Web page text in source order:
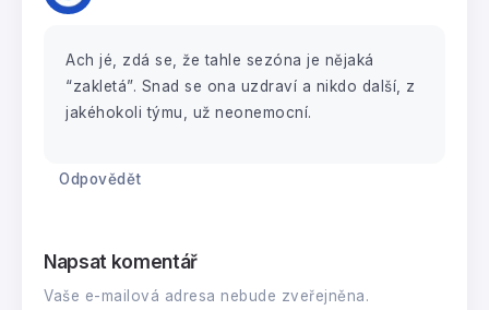
Ach jé, zdá se, že tahle sezóna je nějaká
“zakletá”. Snad se ona uzdraví a nikdo další, z
jakéhokoli týmu, už neonemocní.
Odpovědět
Napsat komentář
Vaše e-mailová adresa nebude zveřejněna.